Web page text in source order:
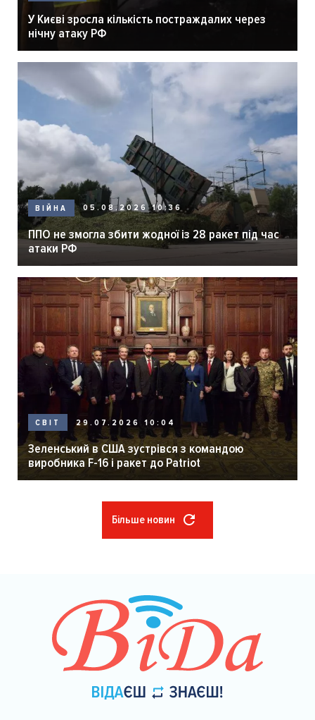
У Києві зросла кількість постраждалих через
нічну атаку РФ
ВІЙНА 05.08.2026 10:36
ППО не змогла збити жодної із 28 ракет під час
атаки РФ
СВІТ 29.07.2026 10:04
Зеленський в США зустрівся з командою
виробника F-16 і ракет до Patriot
Більше новин